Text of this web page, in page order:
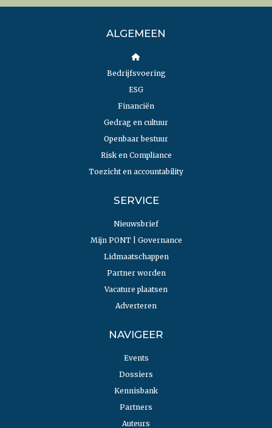
ALGEMEEN
Bedrijfsvoering
ESG
Financiën
Gedrag en cultuur
Openbaar bestuur
Risk en Compliance
Toezicht en accountability
SERVICE
Nieuwsbrief
Mijn PONT | Governance
Lidmaatschappen
Partner worden
Vacature plaatsen
Adverteren
NAVIGEER
Events
Dossiers
Kennisbank
Partners
Auteurs